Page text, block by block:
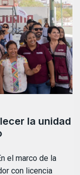
la unidad
el marco de la
con licencia